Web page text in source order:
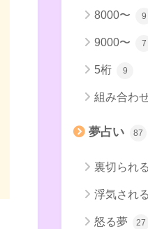
8000〜 9
9000〜 7
5桁 9
組み合わ
夢占い 87
裏切られ
浮気され
怒る夢 27